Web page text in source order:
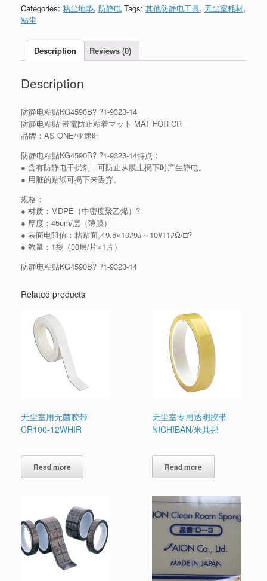
Categories: 粘尘地垫, 防静电 Tags: 其他防静电工具, 无尘室耗材,
粘尘
Description Reviews (0)
Description
防静电粘贴KG4590B? ?1-9323-14
防静电粘贴 帯電防止粘着マット MAT FOR CR
品牌：AS ONE/亚速旺
防静电粘贴KG4590B? ?1-9323-14特点：
● 含有防静电干扰剂，可防止从膜上揭下时产生静电。
● 用脏的贴纸可揭下来丢弃。
规格：
● 材质：MDPE（中密度聚乙烯）?
● 厚度：45um/层（薄膜）
● 表面电阻值：粘贴面／9.5×10#9#～10#11#Ω/□?
● 数量：1袋（30层/片×1片）
防静电粘贴KG4590B? ?1-9323-14
Related products
无尘室用无菌胶带
CR100-12WHIR
Read more
无尘室专用透明胶带
NICHIBAN/米其邦
Read more